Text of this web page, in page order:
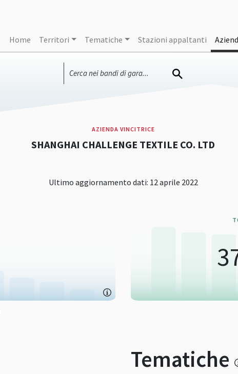
Home Territori Tematiche Stazioni appaltanti
AZIENDA VINCITRICE
SHANGHAI CHALLENGE TEXTILE CO. LTD
Ultimo aggiornamento dati: 12 aprile 2022
Tematiche